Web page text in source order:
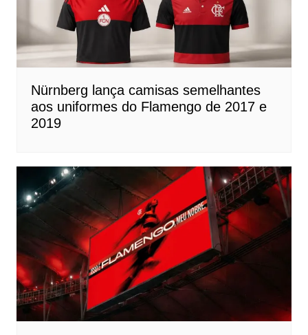
Nürnberg lança camisas semelhantes
aos uniformes do Flamengo de 2017 e
2019